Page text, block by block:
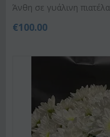
Άνθη σε γυάλινη πιατέλα
€100.00